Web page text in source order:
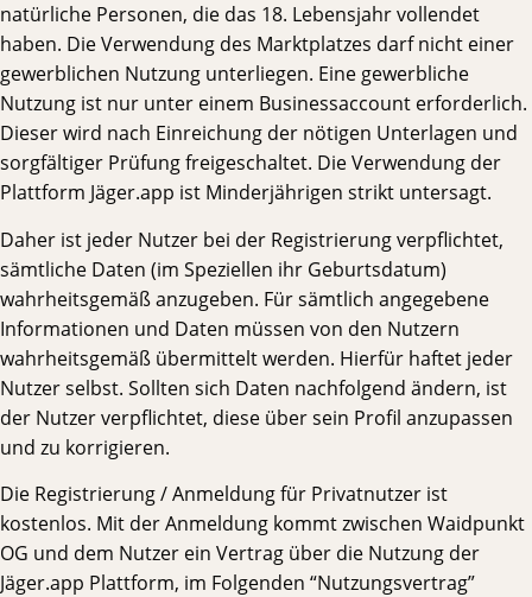
natürliche Personen, die das 18. Lebensjahr vollendet
haben. Die Verwendung des Marktplatzes darf nicht einer
gewerblichen Nutzung unterliegen. Eine gewerbliche
Nutzung ist nur unter einem Businessaccount erforderlich.
Dieser wird nach Einreichung der nötigen Unterlagen und
sorgfältiger Prüfung freigeschaltet. Die Verwendung der
Plattform Jäger.app ist Minderjährigen strikt untersagt.
Daher ist jeder Nutzer bei der Registrierung verpflichtet,
sämtliche Daten (im Speziellen ihr Geburtsdatum)
wahrheitsgemäß anzugeben. Für sämtlich angegebene
Informationen und Daten müssen von den Nutzern
wahrheitsgemäß übermittelt werden. Hierfür haftet jeder
Nutzer selbst. Sollten sich Daten nachfolgend ändern, ist
der Nutzer verpflichtet, diese über sein Profil anzupassen
und zu korrigieren.
Die Registrierung / Anmeldung für Privatnutzer ist
kostenlos. Mit der Anmeldung kommt zwischen Waidpunkt
OG und dem Nutzer ein Vertrag über die Nutzung der
Jäger.app Plattform, im Folgenden “Nutzungsvertrag”